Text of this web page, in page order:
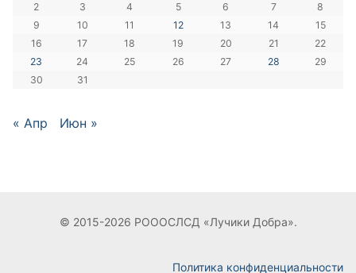
2
3 4 5 6 7
8
9
10 11 12 13 14
15
16
17 18 19 20 21
22
23
24 25 26 27 28
29
30
31
« Апр Июн »
© 2015-2026 РОООСЛСД «Лучики Добра».
Политика конфиденциальности